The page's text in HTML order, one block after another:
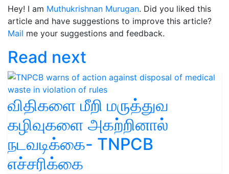
Hey! I am Muthukrishnan Murugan. Did you liked this
article and have suggestions to improve this article?
Mail me your suggestions and feedback.
Read next
விதிகளை மீறி மருத்துவ
கழிவுகளை அகற்றினால்
நடவடிக்கை- TNPCB
எச்சரிக்கை